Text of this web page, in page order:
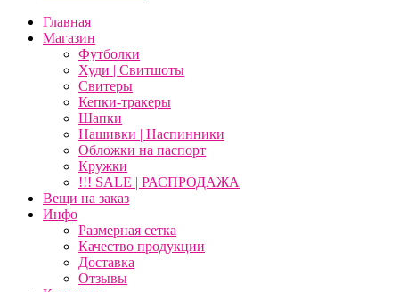
Главная
Магазин
Футболки
Худи | Свитшоты
Свитеры
Кепки-тракеры
Шапки
Нашивки | Наспинники
Обложки на паспорт
Кружки
!!! SALE | РАСПРОДАЖА
Вещи на заказ
Инфо
Размерная сетка
Качество продукции
Доставка
Отзывы